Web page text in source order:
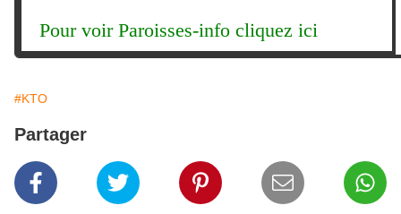
Pour voir Paroisses-info cliquez ici
#KTO
Partager